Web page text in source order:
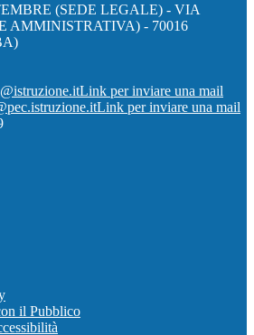
(SEDE LEGALE) - VIA
AMMINISTRATIVA) - 70016
Link per inviare una mail
Link per inviare una mail
il Pubblico